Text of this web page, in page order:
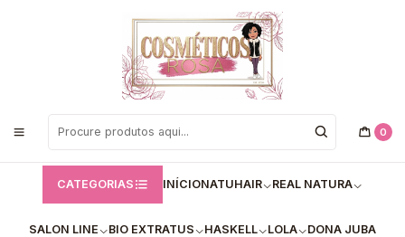
0
CATEGORIAS INÍCIONATUHAIR REAL NATURA
SALON LINE BIO EXTRATUS HASKELL LOLA DONA JUBA
Bem vindos a Loja de Cosméticos Rosa!
Prohair